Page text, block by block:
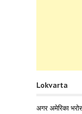
Lokvarta
अगर अमेरिका